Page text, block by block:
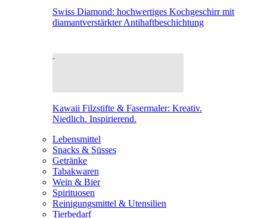
Swiss Diamond: hochwertiges Kochgeschirr mit
diamantverstärkter Antihaftbeschichtung
Kawaii Filzstifte & Fasermaler: Kreativ.
Niedlich. Inspirierend.
Lebensmittel
Snacks & Süsses
Getränke
Tabakwaren
Wein & Bier
Spirituosen
Reinigungsmittel & Utensilien
Tierbedarf